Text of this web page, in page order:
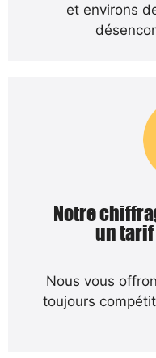
et environs
Notre
un tarif
Nous vous
toujours